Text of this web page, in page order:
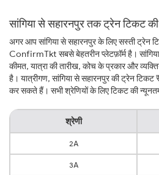
सांगिया से सहारनपुर तक ट्रेन टिकट
अगर आप सांगिया से सहारनपुर के लिए सस्ती ट्रेन
ConfirmTkt सबसे बेहतरीन प्लेटफ़ॉर्म है।
कीमत, यात्रा की तारीख, कोच के प्रकार और
है। यात्रीगण, सांगिया से सहारनपुर की ट्रेन
कर सकते हैं। सभी श्रेणियों के लिए टिकट की
श्रेणी
2A
3A